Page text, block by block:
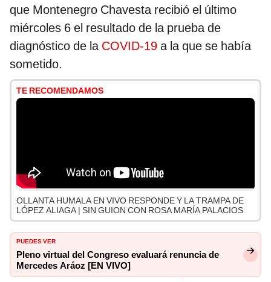
que Montenegro Chavesta recibió el último
miércoles 6 el resultado de la prueba de
diagnóstico de la COVID-19 a la que se había
sometido.
TE RECOMENDAMOS
OLLANTA HUMALA EN VIVO RESPONDE Y LA TRAMPA DE
LÓPEZ ALIAGA | SIN GUION CON ROSA MARÍA PALACIOS
PUEDES VER
Pleno virtual del Congreso evaluará renuncia de
Mercedes Aráoz [EN VIVO]